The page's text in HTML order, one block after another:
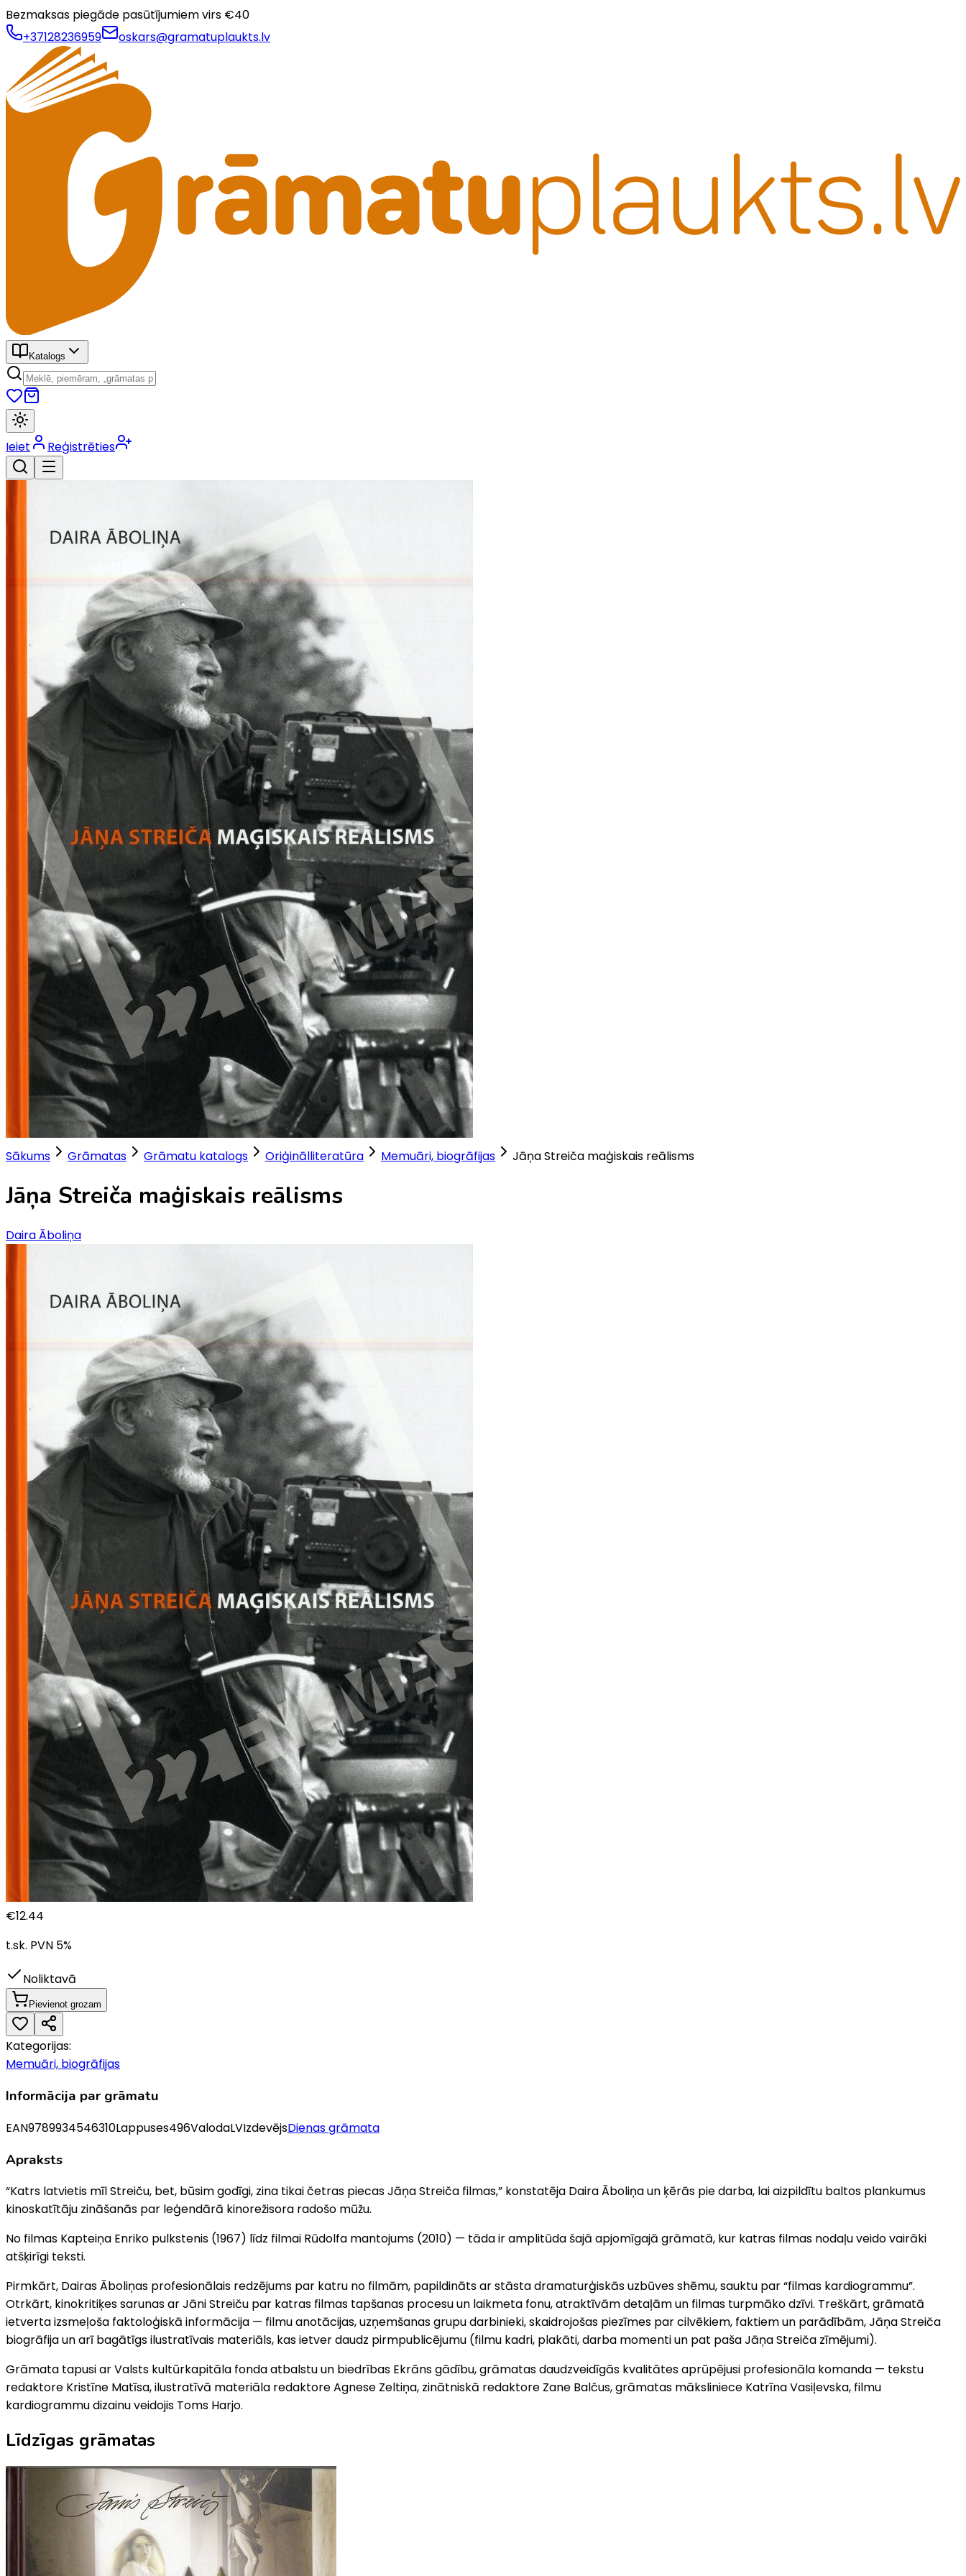
Bezmaksas piegāde pasūtījumiem virs €40
+37128236959
oskars@gramatuplaukts.lv
Katalogs
Ieiet Reģistrēties
Sākums Grāmatas Grāmatu katalogs Oriģinālliteratūra Memuāri, biogrāfijas Jāņa Streiča maģiskais reālisms
Jāņa Streiča maģiskais reālisms
Daira Āboliņa
€12.44
t.sk. PVN 5%
Noliktavā
Pievienot grozam
Kategorijas:
Memuāri, biogrāfijas
Informācija par grāmatu
EAN9789934546310Lappuses496ValodaLVIzdevējsDienas grāmata
Apraksts
“Katrs latvietis mīl Streiču, bet, būsim godīgi, zina tikai četras piecas Jāņa Streiča filmas,” konstatēja Daira Āboliņa un ķērās pie darba, lai aizpildītu baltos plankumus
kinoskatītāju zināšanās par leģendārā kinorežisora radošo mūžu.
No filmas Kapteiņa Enriko pulkstenis (1967) līdz filmai Rūdolfa mantojums (2010) — tāda ir amplitūda šajā apjomīgajā grāmatā, kur katras filmas nodaļu veido vairāki
atšķirīgi teksti.
Pirmkārt, Dairas Āboliņas profesionālais redzējums par katru no filmām, papildināts ar stāsta dramaturģiskās uzbūves shēmu, sauktu par “filmas kardiogrammu”.
Otrkārt, kinokritiķes sarunas ar Jāni Streiču par katras filmas tapšanas procesu un laikmeta fonu, atraktīvām detaļām un filmas turpmāko dzīvi. Treškārt, grāmatā
ietverta izsmeļoša faktoloģiskā informācija — filmu anotācijas, uzņemšanas grupu darbinieki, skaidrojošas piezīmes par cilvēkiem, faktiem un parādībām, Jāņa Streiča
biogrāfija un arī bagātīgs ilustratīvais materiāls, kas ietver daudz pirmpublicējumu (filmu kadri, plakāti, darba momenti un pat paša Jāņa Streiča zīmējumi).
Grāmata tapusi ar Valsts kultūrkapitāla fonda atbalstu un biedrības Ekrāns gādību, grāmatas daudzveidīgās kvalitātes aprūpējusi profesionāla komanda — tekstu
redaktore Kristīne Matīsa, ilustratīvā materiāla redaktore Agnese Zeltiņa, zinātniskā redaktore Zane Balčus, grāmatas māksliniece Katrīna Vasiļevska, filmu
kardiogrammu dizainu veidojis Toms Harjo.
Līdzīgas grāmatas